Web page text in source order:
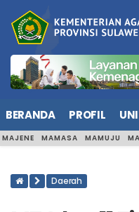
BERANDA PROFIL
MAJENE MAMASA MAMUJU
Daerah